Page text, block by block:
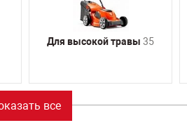
Для высокой травы 35
все